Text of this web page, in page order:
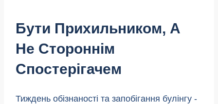
Бути Прихильником, А
Не Стороннім
Спостерігачем
Тиждень обізнаності та запобігання булінгу -